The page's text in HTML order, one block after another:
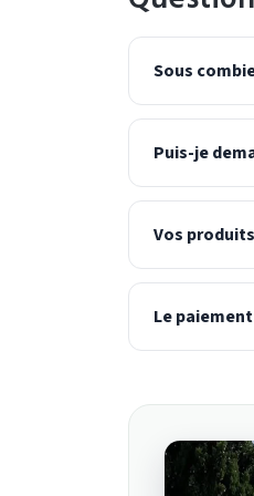
Sous
Puis-je
Vos
Le